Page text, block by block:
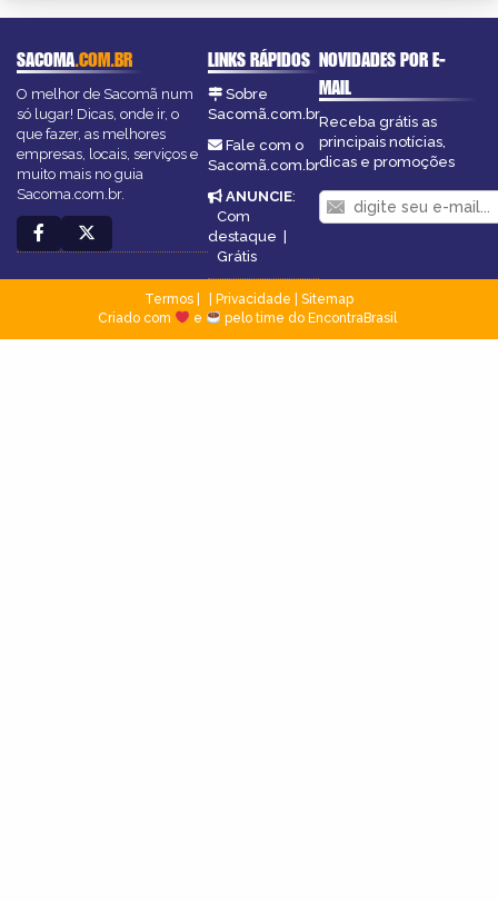
SACOMA.COM.BR
O melhor de Sacomã num
só lugar! Dicas, onde ir, o
que fazer, as melhores
empresas, locais, serviços e
muito mais no guia
Sacoma.com.br.
LINKS RÁPIDOS
Sobre
Sacomã.com.br
Fale com o
Sacomã.com.br
ANUNCIE:
Com
destaque |
Grátis
NOVIDADES POR E-
MAIL
Receba grátis as
principais notícias,
dicas e promoções
Termos Privacidade
Sitemap
Criado com
e pelo time do EncontraBrasil